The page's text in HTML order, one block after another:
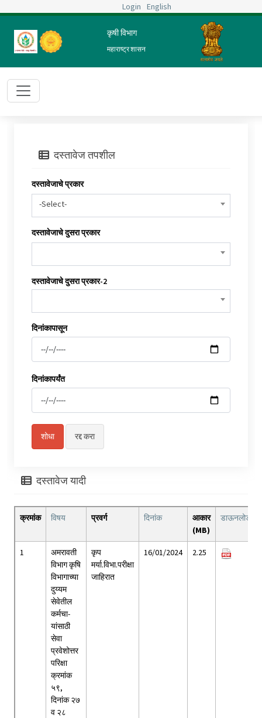
Login English
कृषी विभाग
महाराष्ट्र शासन
दस्तावेज तपशील
दस्तावेजाचे प्रकार
-Select-
दस्तावेजाचे दुसरा प्रकार
दस्तावेजाचे दुसरा प्रकार-2
दिनांकापासून
दिनांकापर्यंत
दस्तावेज यादी
क्रमांक विषय प्रवर्ग दिनांक
आकार
(MB)
डाऊनलोड
1
अमरावती
विभाग कृषि
विभागाच्या
दुय्यम
सेवेतील
कर्मचा-
यांसाठी
सेवा
प्रवेशोत्तर
परिक्षा
क्रमांक
५९,
दिनांक २७
व २८
कृप
मर्या.विभा.परीक्षा
जाहिरात
16/01/2024 2.25